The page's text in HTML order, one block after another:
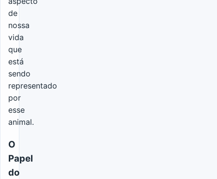
de
nossa
vida
que
está
sendo
representado
por
esse
animal.
O
Papel
do